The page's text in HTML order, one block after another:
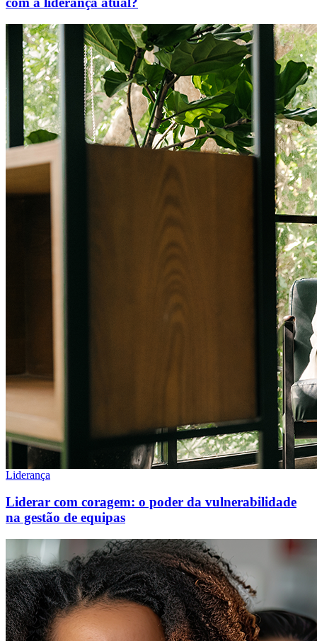
Liderança
Liderar com coragem: o poder da vulnerabilidade
na gestão de equipas